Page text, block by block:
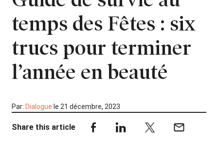
temps des Fêtes : six
trucs pour terminer
l’année en beauté
Par: Dialogue le 21 décembre, 2023
Share this article